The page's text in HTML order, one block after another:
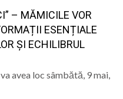
– MĂMICILE VOR
ESENȚIALE
ȘI ECHILIBRUL
avea loc sâmbătă, 9 mai,